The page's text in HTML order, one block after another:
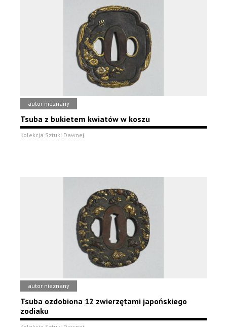
autor nieznany
Tsuba z bukietem kwiatów w koszu
Kolekcja Sztuki Dawnej
autor nieznany
Tsuba ozdobiona 12 zwierzętami japońskiego
zodiaku